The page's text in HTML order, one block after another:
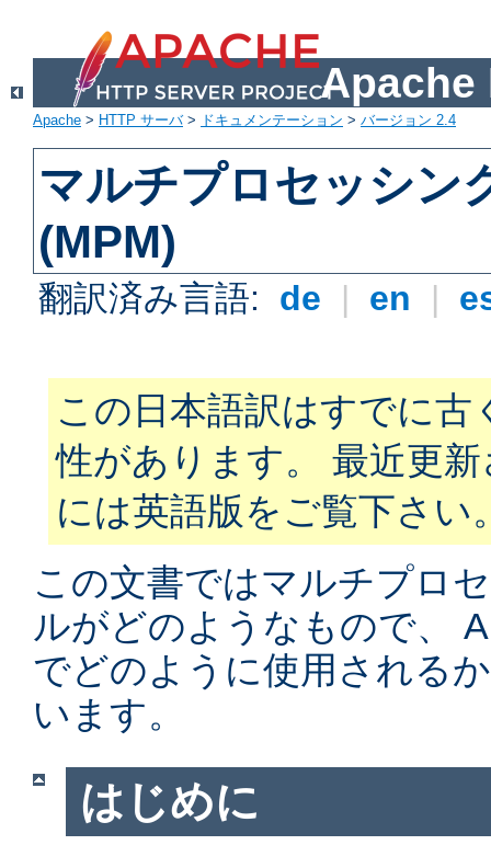
Apache
Apache > HTTP サーバ> ドキュメンテーション > バージョン 2.4
マルチプロセッシン
(MPM)
翻訳済み言語: de | en |
この日本語訳はすでに古
性があります。 最近更
には英語版をご覧下さい
この文書ではマルチプロ
ルがどのようなもので、
でどのように使用される
います。
はじめに